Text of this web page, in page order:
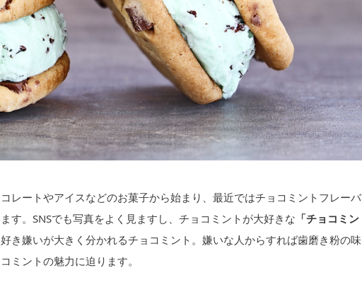
レートやアイスなどのお菓子から始まり、最近ではチョコミントフレーバ
す。SNSでも写真をよく見ますし、チョコミントが大好きな 「チョコミン
き嫌いが大きく分かれるチョコミント。嫌いな人からすれば歯磨き粉の味
ミントの魅力に迫ります。